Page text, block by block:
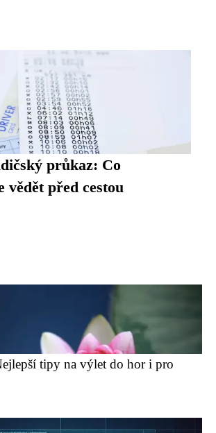
průkaz: Co
vědět před cestou
tipy na výlet do hor i pro